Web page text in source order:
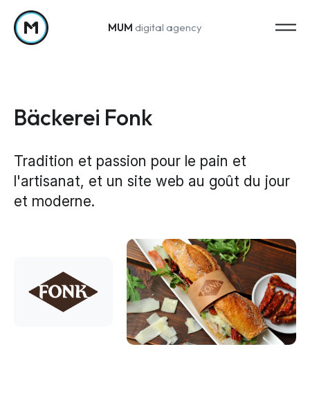
Passer au contenu
MUM digital agency
Strategy
Web Analytics & Reporting
Creation
Design & Identité graphique
Bäckerei Fonk
Tradition et passion pour le pain et
l'artisanat, et un site web au goût du jour
et moderne.